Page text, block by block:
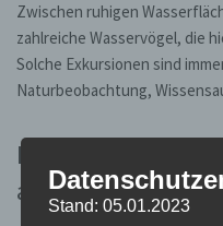
Zwischen ruhigen
zahlreiche Wasservögel, die
Solche Exkursionen sind
Naturbeobachtung,
Kopfweiden
an der alten Quelle
Stand: 05.01.2023